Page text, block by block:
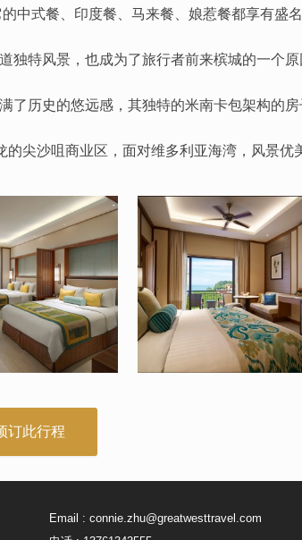
中式餐、印度餐、马来餐、娘惹餐都享有盛名
特风景，也成为了旅行者前来槟城的一个原
历史的悠远感，其独特的米南卡包架构的房
尖沙咀商业区，面对维多利亚海湾，风景优
Email : connie.zhu@greatwesttravel.com